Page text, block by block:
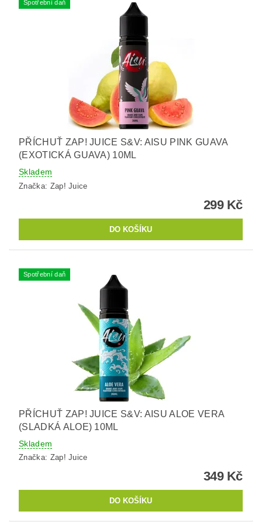
Spotřební daň
PŘÍCHUŤ ZAP! JUICE S&V: AISU PINK GUAVA
(EXOTICKÁ GUAVA) 10ML
Skladem
Značka: Zap! Juice
299 Kč
Spotřební daň
PŘÍCHUŤ ZAP! JUICE S&V: AISU ALOE VERA
(SLADKÁ ALOE) 10ML
Skladem
Značka: Zap! Juice
349 Kč